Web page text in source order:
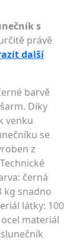
s
právě
další
barvě
Díky
venku
se
z
černá
kg snadno
látky: 100
materiál